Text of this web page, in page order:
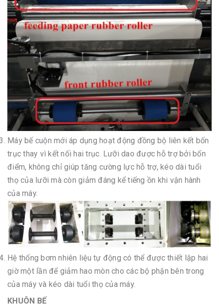
Máy bế cuộn mới áp dụng hoạt động đồng bộ liên kết bốn
trục thay vì kết nối hai trục. Lưỡi dao được hỗ trợ bởi bốn
điểm, không chỉ giúp tăng cường lực hỗ trợ, kéo dài tuổi
thọ của lưỡi mà còn giảm đáng kể tiếng ồn khi vận hành
của máy.
Hệ thống bơm nhiên liệu tự động có thể được thiết lập hai
giờ một lần để giảm hao mòn cho các bộ phận bên trong
của máy và kéo dài tuổi thọ của máy.
KHUÔN BẾ